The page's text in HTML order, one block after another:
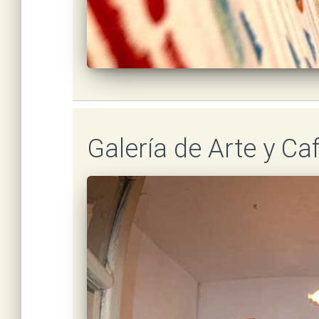
Galería de Arte y